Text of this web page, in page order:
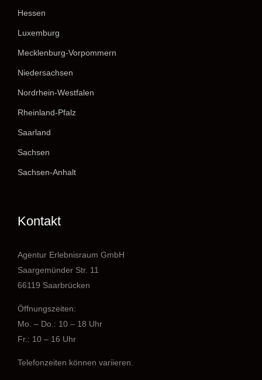
Hessen
Luxemburg
Mecklenburg-Vorpommern
Niedersachsen
Nordrhein-Westfalen
Rheinland-Pfalz
Saarland
Sachsen
Sachsen-Anhalt
Kontakt
Agentur Erlebnisraum GmbH
Saargemünder Str. 11
66119 Saarbrücken
Öffnungszeiten:
Mo. – Do.: 10 – 18 Uhr
Fr.: 10 – 16 Uhr
Telefonzeiten können variieren.